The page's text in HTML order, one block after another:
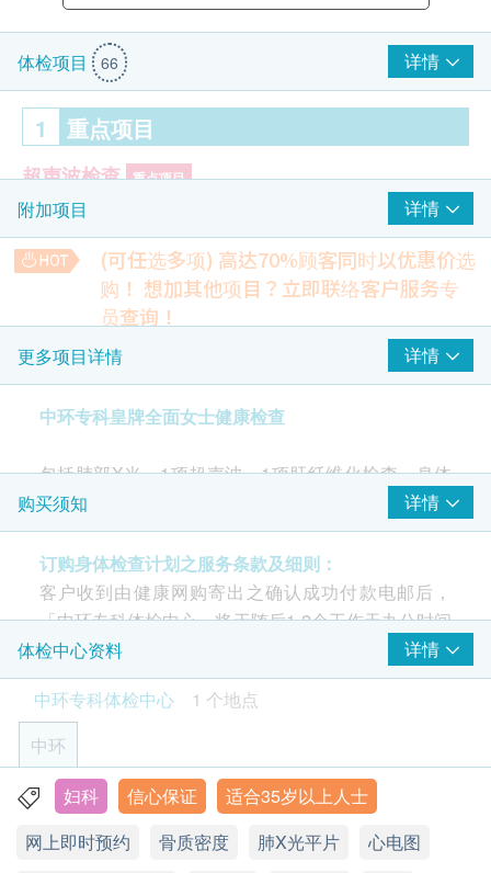
体检项目 66 详情
1 重点项目
超声波检查 重点项目
盆腔超声波-只限女士
子宫颈病变测试 (只限女士) 重点项目
柏氏子宫颈细胞检查
心脏检查 重点项目
静态心电图
肺功能 重点项目
肺部X光
影像诊断检查 重点项目
肝纤维化扫描
骨质密度 重点项目
骨质密度检查(腰椎及股骨)
2 基本项目
基本健康评估
血压
附加项目 详情
(可任选多项) 高达70%顾客同时以优惠价选
购！ 想加其他项目？立即联络客户服务专
员查询！
甲状腺功能检查组合
项目包括：甲状腺素、促甲状腺激素、 三碘甲状腺素
HK$1,070.0 HK$1,130
甲状腺超声波
5% off
HK$1,710.0 HK$1,800
地中海贫血检查
5% off
HK$1,191.0
血型 & 恒河猴因子
4% off
HK$
卵泡刺激素
5% off
更多项目详情 详情
中环专科皇牌全面女士健康检查
包括肺部X光、1项超声波、1项肝纤维化检查、身体
体质指标、红血球型态、心脏检查、血管健康评估、
血液检查、血脂、血糖、血糖、肝功能、肾功能、泌
尿情况、痛风、人类乳头瘤病毒、子宫颈细胞抹片、
骨质密度。
定期检查身体，除了能增强个人健康意识、令长期病
病情及早发现、得以控制外；更能够从中及早发现疾
病先兆，大大减低因治疗延误而引致的问题，如庞大
的医疗开支及风险等。
肝纤维化扫描
全面
非入侵
购买须知 详情
订购身体检查计划之服务条款及细则：
客户收到由健康网购寄出之确认成功付款电邮后，
「中环专科体检中心」将于随后1-2个工作天办公时间
内，致电客户预约身体检查的时间及地点。客户亦可
致电查询或在订单确认后一个工作天致电该中心预约
(电话/ Whatsapp：+852 5543 0000)。
年龄
身体检查计划只适用于18岁或以上之人士。
有效期
体检中心资料
详情
中环专科体检中心
1 个地点
中环
香港中环皇后大道中99号中环中心42楼4203室
星期一至五︰9:00a.m. – 6:00p.m.
妇科 信心保证
适合35岁以上人士
网上即时预约
骨质密度 肺X光平片
心电图